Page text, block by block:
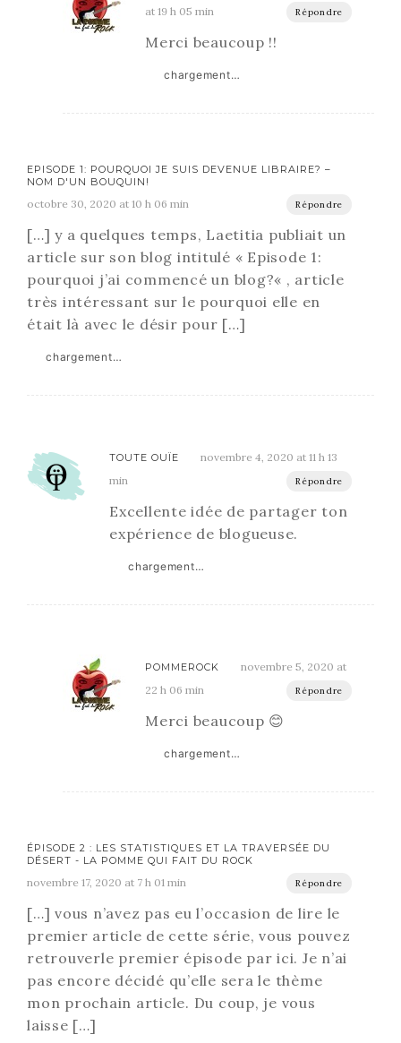
at 19 h 05 min
Répondre
Merci beaucoup !!
chargement…
EPISODE 1: POURQUOI JE SUIS DEVENUE LIBRAIRE? –
NOM D'UN BOUQUIN!
octobre 30, 2020 at 10 h 06 min Répondre
[…] y a quelques temps, Laetitia publiait un
article sur son blog intitulé « Episode 1:
pourquoi j’ai commencé un blog?« , article
très intéressant sur le pourquoi elle en
était là avec le désir pour […]
chargement…
TOUTE OUÏE
novembre 4, 2020 at 11 h 13
min
Répondre
Excellente idée de partager ton
expérience de blogueuse.
chargement…
POMMEROCK
novembre 5, 2020 at
22 h 06 min
Répondre
Merci beaucoup 😊
chargement…
ÉPISODE 2 : LES STATISTIQUES ET LA TRAVERSÉE DU
DÉSERT - LA POMME QUI FAIT DU ROCK
novembre 17, 2020 at 7 h 01 min Répondre
[…] vous n’avez pas eu l’occasion de lire le
premier article de cette série, vous pouvez
retrouverle premier épisode par ici. Je n’ai
pas encore décidé qu’elle sera le thème
mon prochain article. Du coup, je vous
laisse […]